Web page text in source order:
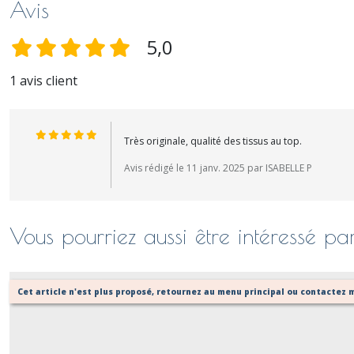
Avis
5,0
1 avis client
Très originale, qualité des tissus au top.
Avis rédigé le 11 janv. 2025 par ISABELLE P
Vous pourriez aussi être intéressé
Cet article n'est plus proposé, retournez au menu principal ou contactez